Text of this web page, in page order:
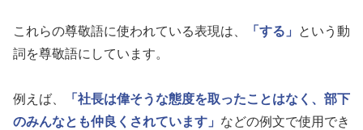
これらの尊敬語に使われている表現は、 「する」
という動
詞を尊敬語にしています。
例えば、
「社長は偉そうな態度を取ったことはなく、部下
のみんなとも仲良くされています」 などの例文で使用でき